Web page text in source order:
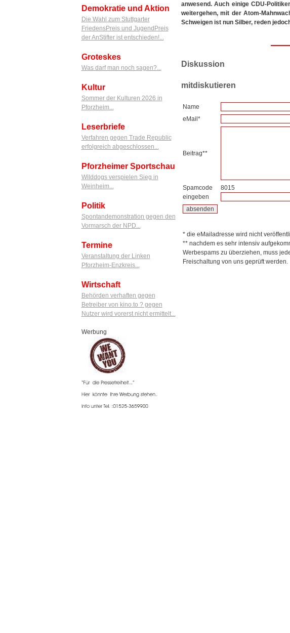
Demokratie und Aktion
Die Wahl zum Stuttgarter
FriedensPreis und JugendPreis
der AnStifter ist entschieden!...
Groteskes
Was darf man noch sagen?...
Kultur
Sommer der Kulturen 2026 in
Pforzheim...
Leserbriefe
Verfahren gegen Trade Republic
erfolgreich abgeschlossen...
Pforzheimer Sportschau
Wilddogs verspielen Sieg in
Weinheim...
Politik
Spontandemonstration gegen den
Vormarsch der NPD...
Termine
Veranstaltung der Linken
Pforzheim-Enzkreis...
Wirtschaft
Behörden verhaften gegen
Betreiber von kino.to ? gegen
Nutzer wird vorerst nicht ermittelt...
Werbung
anwesend. Auch einige CDU-
weitergehen, mit der Atom-
Schweigen ist nun Silber, reden
Diskussion
mitdiskutieren
Name
eMail*
Beitrag**
Spamcode
eingeben
8015
* die eMailadresse wird nicht
** nachdem es sehr intensiv
Werbespams zu überziehen, muss
Freischaltung von uns geprüft werden.